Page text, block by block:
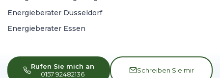
Rufen Sie mich an
0157 92482136
Schreiben Sie mir
Energieberater Düsseldorf
Energieberater Essen